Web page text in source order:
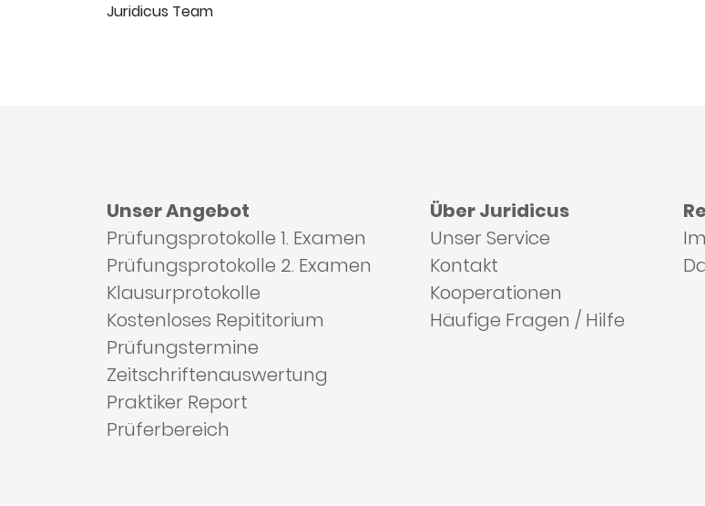
Juridicus Team
Unser Angebot
Prüfungsprotokolle 1. Examen
Prüfungsprotokolle 2. Examen
Klausurprotokolle
Kostenloses Repititorium
Prüfungstermine
Zeitschriftenauswertung
Praktiker Report
Prüferbereich
Über Juridicus
Unser Service
Kontakt
Kooperationen
Häufige Fragen / Hilfe